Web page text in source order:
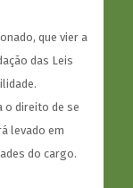
que vier a
das Leis
o direito de se
levado em
do cargo.